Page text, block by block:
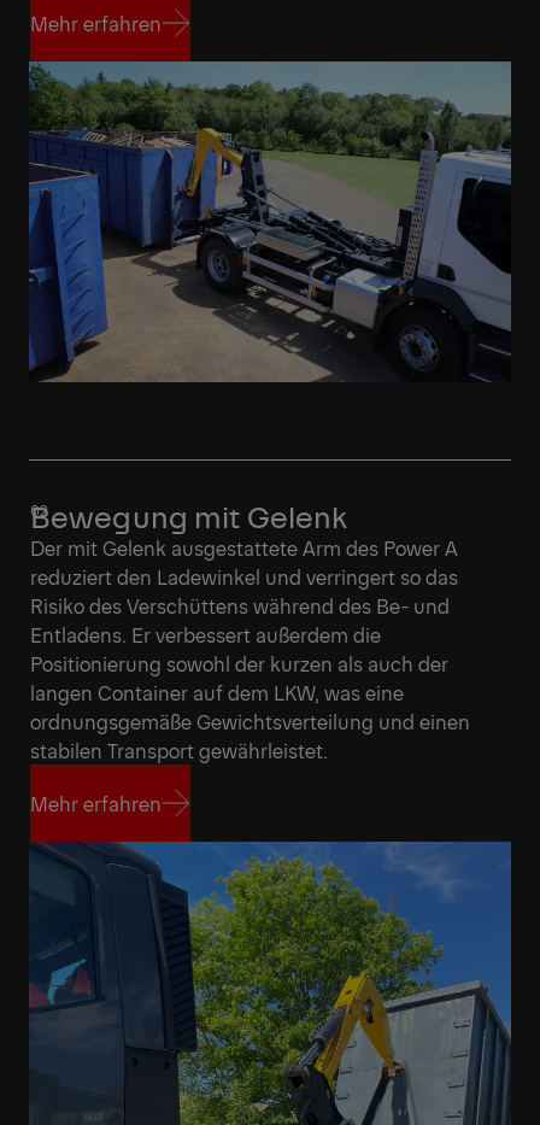
Mehr erfahren
Mehr erfahren
Bewegung mit Gelenk
Der mit Gelenk ausgestattete Arm des Power A
reduziert den Ladewinkel und verringert so das
Risiko des Verschüttens während des Be- und
Entladens. Er verbessert außerdem die
Positionierung sowohl der kurzen als auch der
langen Container auf dem LKW, was eine
ordnungsgemäße Gewichtsverteilung und einen
stabilen Transport gewährleistet.
Mehr erfahren
Mehr erfahren